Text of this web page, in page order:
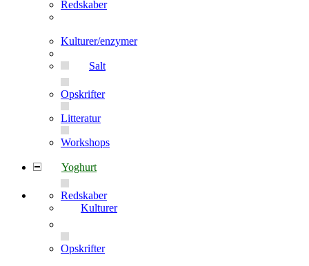
Redskaber
Kulturer/enzymer
Salt
Opskrifter
Litteratur
Workshops
Yoghurt
Redskaber
Kulturer
Opskrifter